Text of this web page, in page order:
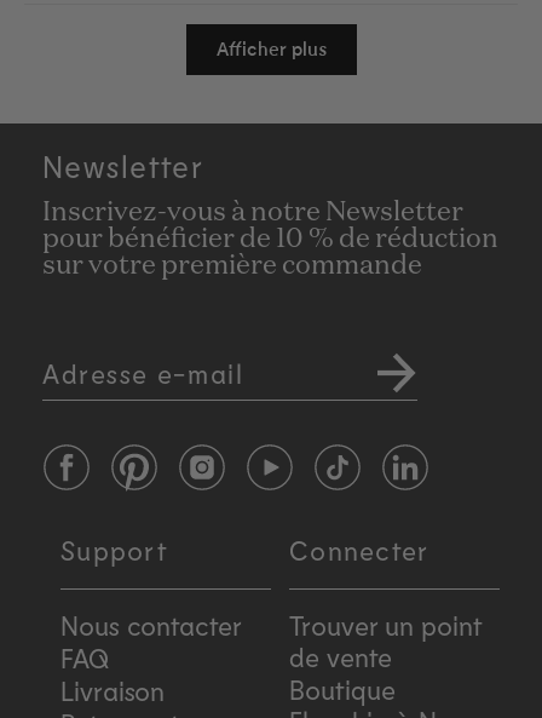
consider them to both be very inoffensive
favourite between the two. I often layer Gold
Personal and Expressive together. Gold Expressive
has a little more depth, while I equally love the iso e
boost in the personal scent profile. I highly
Chargement...
Afficher plus
Newsletter
Inscrivez-vous à notre Newsletter
pour bénéficier de 10 % de réduction
sur votre première commande
Adresse e-mail
FacebookPinterestInstagramYouTubeTikTokLinkedIn
Support
Nous contacter
FAQ
Livraison
Connecter
Trouver un point
de vente
Boutique